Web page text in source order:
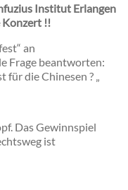
Institut Erlangen
Konzert !!
an
Frage beantworten:
für die Chinesen ? „
Das Gewinnspiel
ist